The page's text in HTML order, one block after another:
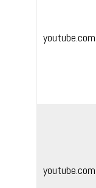
youtube.com
youtube.com